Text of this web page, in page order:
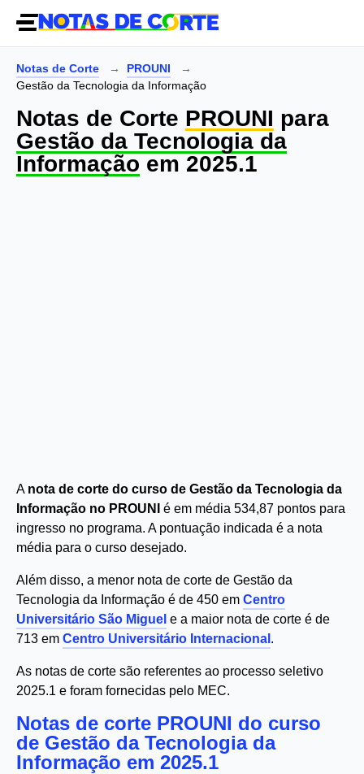
Notas de Corte
PROUNI
Gestão da Tecnologia da Informação
Notas de Corte PROUNI para
Gestão da Tecnologia da
Informação em 2025.1
A nota de corte do curso de Gestão da Tecnologia da
Informação no PROUNI
é em média 534,87 pontos para
ingresso no programa. A pontuação indicada é a nota
média para o curso desejado.
Além disso, a menor nota de corte de Gestão da
Tecnologia da Informação é de 450 em Centro
Universitário São Miguel e a maior nota de corte é de
713 em Centro Universitário Internacional .
As notas de corte são referentes ao processo seletivo
2025.1 e foram fornecidas pelo MEC.
Notas de corte PROUNI do curso
de Gestão da Tecnologia da
Informação em 2025.1